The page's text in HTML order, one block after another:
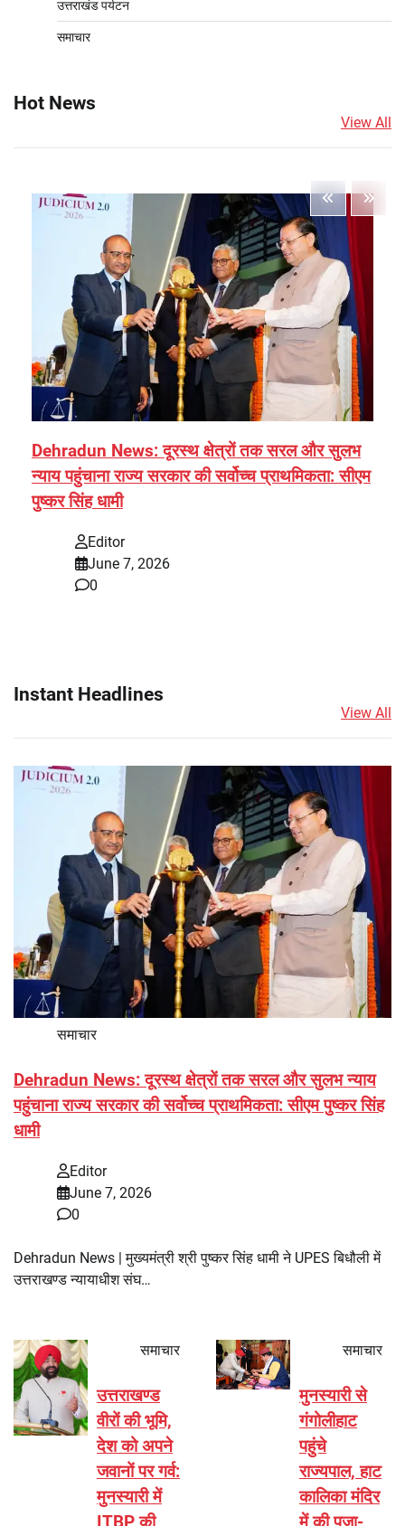
उत्तराखंड पर्यटन
समाचार
Hot News
View All
Dehradun News: दूरस्थ क्षेत्रों तक सरल और सुलभ
न्याय पहुंचाना राज्य सरकार की सर्वोच्च प्राथमिकता: सीएम
पुष्कर सिंह धामी
Editor
June 7, 2026
0
Instant Headlines
View All
समाचार
Dehradun News: दूरस्थ क्षेत्रों तक सरल और सुलभ न्याय
पहुंचाना राज्य सरकार की सर्वोच्च प्राथमिकता: सीएम पुष्कर सिंह
धामी
Editor
June 7, 2026
0
Dehradun News | मुख्यमंत्री श्री पुष्कर सिंह धामी ने UPES बिधौली में
उत्तराखण्ड न्यायाधीश संघ…
समाचार
उत्तराखण्ड
वीरों की भूमि,
देश को अपने
जवानों पर गर्व:
मुनस्यारी में
समाचार
मुनस्यारी से
गंगोलीहाट
पहुंचे
राज्यपाल, हाट
कालिका मंदिर